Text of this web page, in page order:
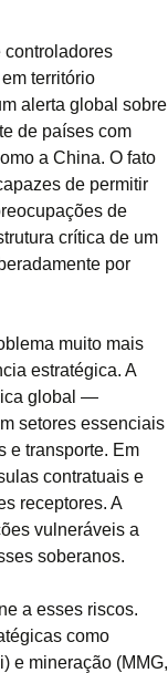
controladores
território
alerta global sobre
de países com
a China. O fato
de permitir
de
crítica de um
por
muito mais
estratégica. A
global —
setores essenciais
e transporte. Em
contratuais e
receptores. A
vulneráveis a
soberanos.
a esses riscos.
como
e mineração (MMG,